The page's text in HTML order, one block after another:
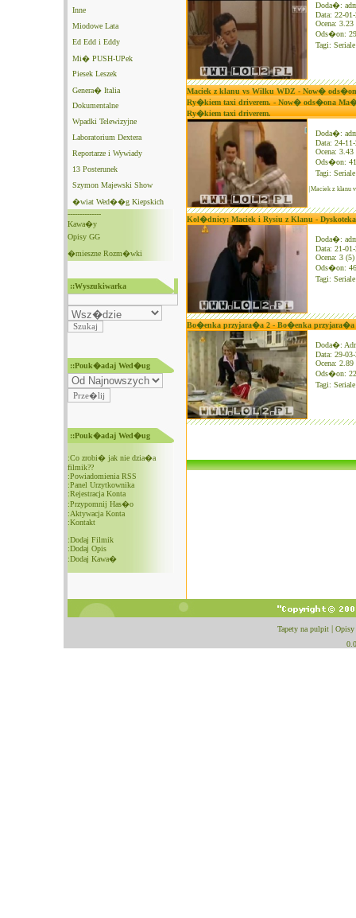
Inne
Miodowe Lata
Ed Edd i Eddy
Mi� PUSH-UPek
Piesek Leszek
Genera� Italia
Dokumentalne
Wpadki Telewizyjne
Laboratorium Dextera
Reportarze i Wywiady
13 Posterunek
Szymon Majewski Show
�wiat Wed��g Kiepskich
--------------
Kawa�y
Opisy GG
�mieszne Rozm�wki
::Wyszukiwarka
::Pouk�adaj Wed�ug
::Pouk�adaj Wed�ug
:Co zrobi� jak nie dzia�a
filmik??
:Powiadomienia RSS
:Panel Urzytkownika
:Rejestracja Konta
:Przypomnij Has�o
:Aktywacja Konta
:Kontakt
:Dodaj Filmik
:Dodaj Opis
:Dodaj Kawa�
Doda�:
Data: 22-
Ocena: 3.23
Ods�on:
Tagi:
Maciek z klanu vs Wilku WDZ - Now�
Ry�kiem taxi driverem. - Now� ods�ona
Ry�kiem taxi driverem.
Doda�:
Data: 24-
Ocena: 3.43
Ods�on:
Tagi:
|Maciek z klanu
Kol�dnicy: Maciek i Rysiu z Klanu -
Doda�:
Data: 21-
Ocena: 3 (5)
Ods�on:
Tagi:
Bo�enka przyjara�a 2 - Bo�enka
Doda�:
Data: 29-
Ocena: 2.89
Ods�on:
Tagi:
Tapety na pulpit
Opisy